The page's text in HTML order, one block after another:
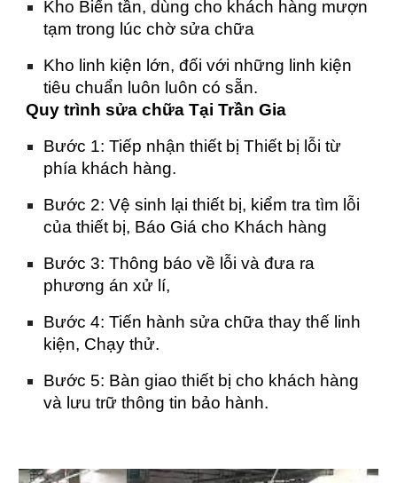
Kho Biến tần, dùng cho khách hàng mượn
tạm trong lúc chờ sửa chữa
Kho linh kiện lớn, đối với những linh kiện
tiêu chuẩn luôn luôn có sẵn.
Quy trình sửa chữa Tại Trần Gia
Bước 1: Tiếp nhận thiết bị Thiết bị lỗi từ
phía khách hàng.
Bước 2: Vệ sinh lại thiết bị, kiểm tra tìm lỗi
của thiết bị, Báo Giá cho Khách hàng
Bước 3: Thông báo về lỗi và đưa ra
phương án xử lí,
Bước 4: Tiến hành sửa chữa thay thế linh
kiện, Chạy thử.
Bước 5: Bàn giao thiết bị cho khách hàng
và lưu trữ thông tin bảo hành.